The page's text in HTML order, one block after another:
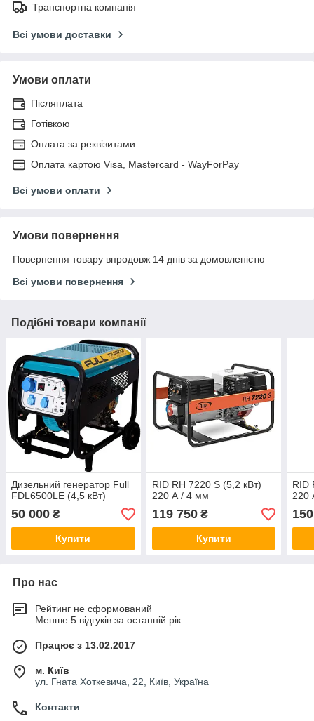
Транспортна компанія
Всі умови доставки
Умови оплати
Післяплата
Готівкою
Оплата за реквізитами
Оплата картою Visa, Mastercard - WayForPay
Всі умови оплати
Умови повернення
Повернення товару впродовж 14 днів за домовленістю
Всі умови повернення
Подібні товари компанії
Дизельний генератор Full
FDL6500LE (4,5 кВт)
50 000 ₴
Купити
RID RH 7220 S (5,2 кВт)
220 А / 4 мм
119 750₴
Купити
RID
220
Про нас
Рейтинг не сформований
Менше 5 відгуків за останній рік
Працює з 13.02.2017
м. Київ
ул. Гната Хоткевича, 22, Київ, Україна
Контакти